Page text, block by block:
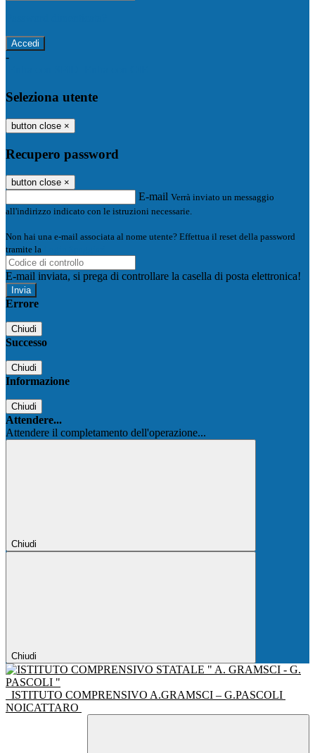
-
Seleziona utente
button close ×
Recupero password
button close ×
E-mail Verrà inviato un messaggio
all'indirizzo indicato con le istruzioni necessarie.
Non hai una e-mail associata al nome utente? Effettua il reset della password
tramite la
E-mail inviata, si prega di controllare la casella di posta elettronica!
Errore
Chiudi
Successo
Chiudi
Informazione
Chiudi
Attendere...
Attendere il completamento dell'operazione...
Chiudi
Chiudi
ISTITUTO COMPRENSIVO A.GRAMSCI – G.PASCOLI
NOICATTARO